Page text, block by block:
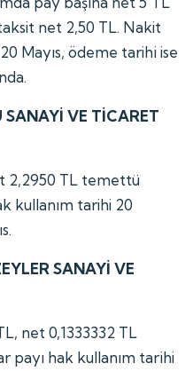
net 2,50 TL. Nakit
Mayıs, ödeme tarihi ise
SANAYİ VE TİCARET
2,2950 TL temettü
kullanım tarihi 20
SANAYİ VE
net 0,1333332 TL
payı hak kullanım tarihi